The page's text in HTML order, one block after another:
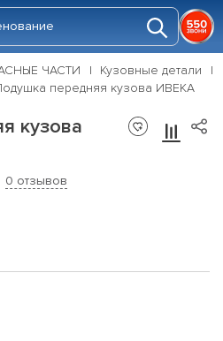
ЧАСТИ
Кузовные детали
передняя кузова ИВЕКА
кузова
0 отзывов